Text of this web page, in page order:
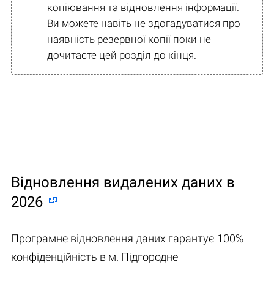
копіювання та відновлення інформації.
Ви можете навіть не здогадуватися про
наявність резервної копії поки не
дочитаєте цей розділ до кінця.
Відновлення видалених даних в
2026
Програмне відновлення даних гарантує 100%
конфіденційність в м. Підгородне